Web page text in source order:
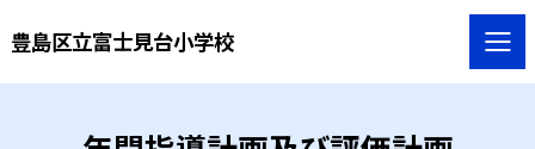
豊島区立富士見台小学校